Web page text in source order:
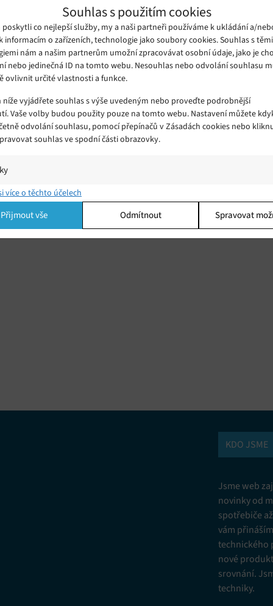
Souhlas s použitím cookies
poskytli co nejlepší služby, my a naši partneři používáme k ukládání a/
informacím o zařízeních, technologie jako soubory cookies. Souhlas s
nám a našim partnerům umožní zpracovávat osobní údaje, jako je
nebo jedinečná ID na tomto webu. Nesouhlas nebo odvolání souhlasu
ovlivnit určité vlastnosti a funkce.
vyjádřete souhlas s výše uvedeným nebo proveďte podrobnější
Vaše volby budou použity pouze na tomto webu. Nastavení můžete
odvolání souhlasu, pomocí přepínačů v Zásadách cookies nebo
souhlas ve spodní části obrazovky.
a/nebo přístup k informacím v zařízení, Porozumění publiku
kombinací údajů z různých zdrojů.
více o těchto účelech
Přijmout vše Odmítnout Spravovat
KDO JSME
Jsme web
novinky od
spotřebiče
vám
technického
nové
srovnání.
techniky.